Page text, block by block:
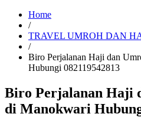
Home
/
TRAVEL UMROH DAN
/
Biro Perjalanan Haji dan
Hubungi 082119542813
Biro Perjalanan Haji
di Manokwari